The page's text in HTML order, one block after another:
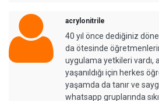
acrylonitrile
40 yıl önce dediğiniz
da ötesinde
uygulama yetkileri vardı,
yaşanıldığı için herkes
yaşamda da tanır ve
whatsapp gruplarında